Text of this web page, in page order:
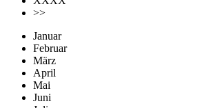
>>
Januar
Februar
März
April
Mai
Juni